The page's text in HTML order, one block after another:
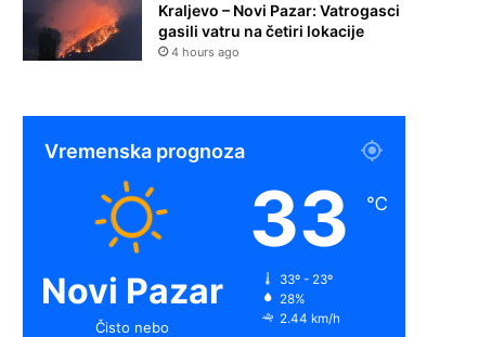
Kraljevo – Novi Pazar: Vatrogasci
gasili vatru na četiri lokacije
4 hours ago
Vremenska prognoza
Novi Pazar
Čisto nebo
33 ℃
33º - 23º
28%
2.44 km/h